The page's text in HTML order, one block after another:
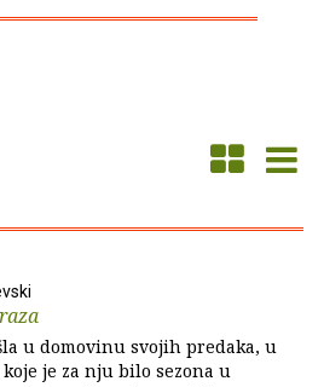
u domovinu svojih predaka, u
je za nju bilo sezona u